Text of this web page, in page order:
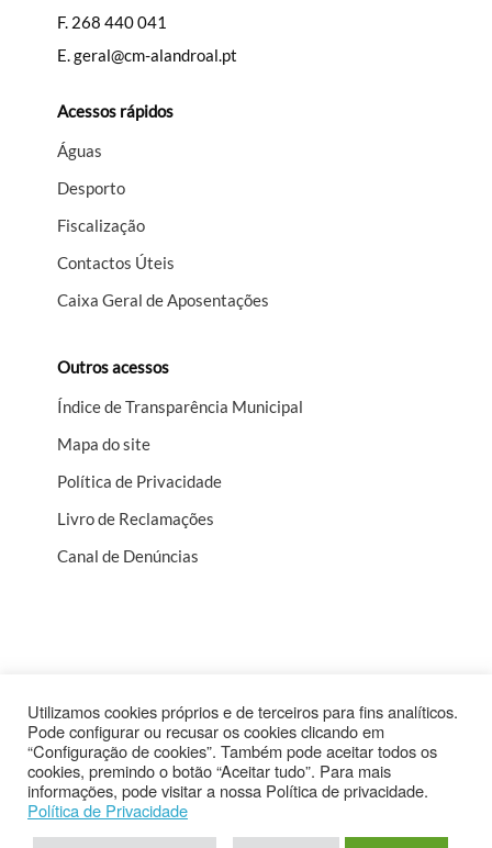
F. 268 440 041
E.geral@cm-alandroal.pt
Acessos rápidos
Águas
Desporto
Fiscalização
Contactos Úteis
Caixa Geral de Aposentações
Outros acessos
Índice de Transparência Municipal
Mapa do site
Política de Privacidade
Livro de Reclamações
Canal de Denúncias
Cofinanciado por
Utilizamos cookies próprios e de terceiros para fins analíticos.
Pode configurar ou recusar os cookies clicando em
“Configuração de cookies”. Também pode aceitar todos os
cookies, premindo o botão “Aceitar tudo”. Para mais
informações, pode visitar a nossa Política de privacidade.
Política de Privacidade